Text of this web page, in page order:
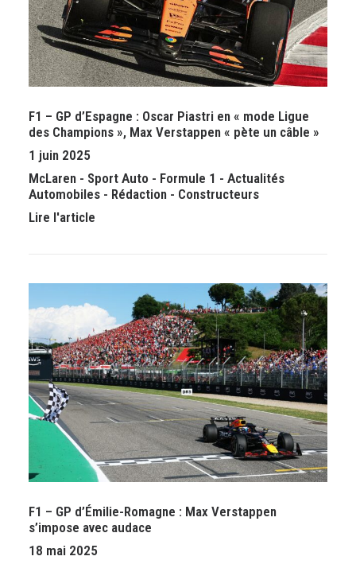
F1 – GP d’Espagne : Oscar Piastri en « mode Ligue
des Champions », Max Verstappen « pète un câble »
1 juin 2025
McLaren - Sport Auto - Formule 1 - Actualités
Automobiles - Rédaction - Constructeurs
Lire l'article
F1 – GP d’Émilie-Romagne : Max Verstappen
s’impose avec audace
18 mai 2025